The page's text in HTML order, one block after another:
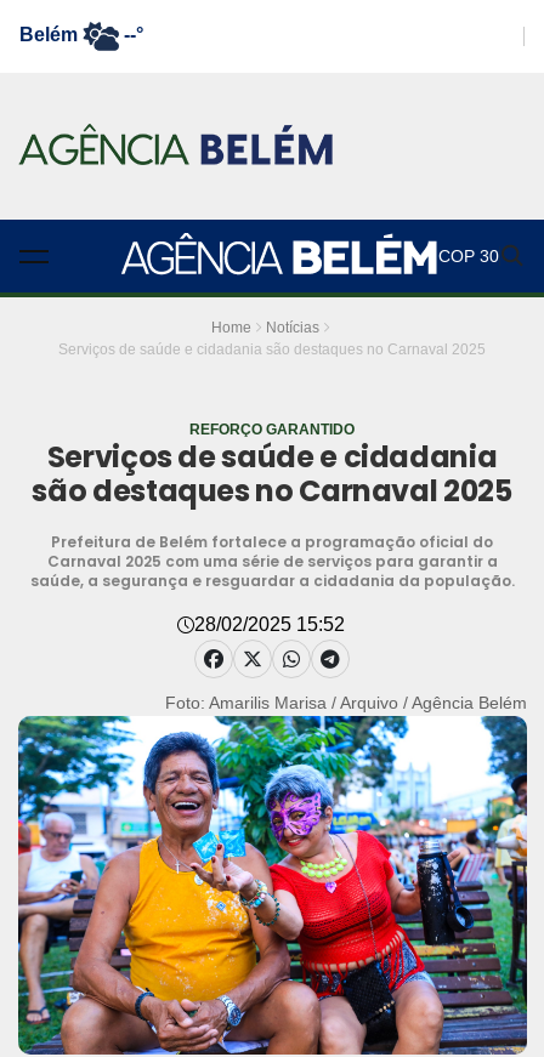
Belém --°
COP 30
Home
Notícias
Serviços de saúde e cidadania são destaques no Carnaval 2025
REFORÇO GARANTIDO
Serviços de saúde e cidadania
são destaques no Carnaval 2025
Prefeitura de Belém fortalece a programação oficial do
Carnaval 2025 com uma série de serviços para garantir a
saúde, a segurança e resguardar a cidadania da população.
28/02/2025 15:52
Foto: Amarilis Marisa / Arquivo / Agência Belém